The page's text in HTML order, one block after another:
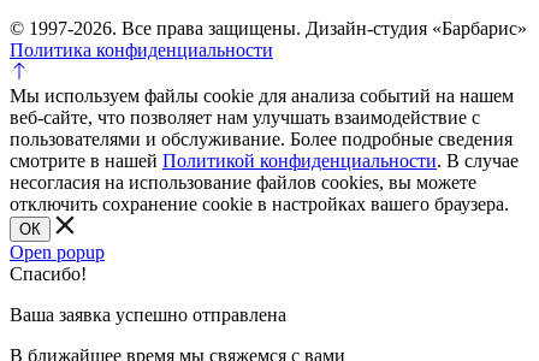
© 1997-2026. Все права защищены. Дизайн-студия «Барбарис»
Политика конфиденциальности
Мы используем файлы cookie для анализа событий на нашем
веб-сайте, что позволяет нам улучшать взаимодействие с
пользователями и обслуживание. Более подробные сведения
смотрите в нашей Политикой конфиденциальности. В случае
несогласия на использование файлов cookies, вы можете
отключить сохранение cookie в настройках вашего браузера.
ОК
Open popup
Спасибо!
Ваша заявка успешно отправлена
В ближайшее время мы свяжемся с вами